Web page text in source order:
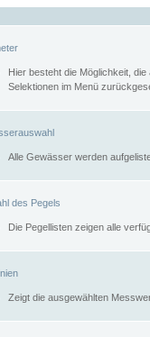
Hier besteht die Möglichkeit,
Selektionen im Menü
Alle Gewässer werden
des Pegels
Die Pegellisten zeigen alle
Zeigt die ausgewählten